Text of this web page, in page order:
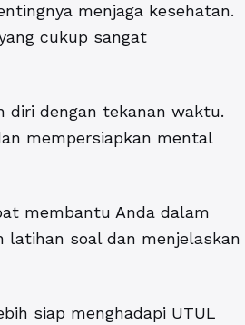
menjaga kesehatan.
cukup sangat
diri dengan tekanan waktu.
mempersiapkan mental
membantu Anda dalam
latihan soal dan menjelaskan
siap menghadapi UTUL